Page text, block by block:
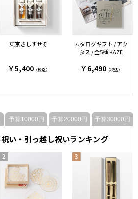
東京さしすせそ
￥5,400（税込）
カタログギフト / アク
タス / 全5種 KAZE
￥6,490（税込）
予算10000円 予算20000円 予算30000円
い・引っ越し祝いランキング